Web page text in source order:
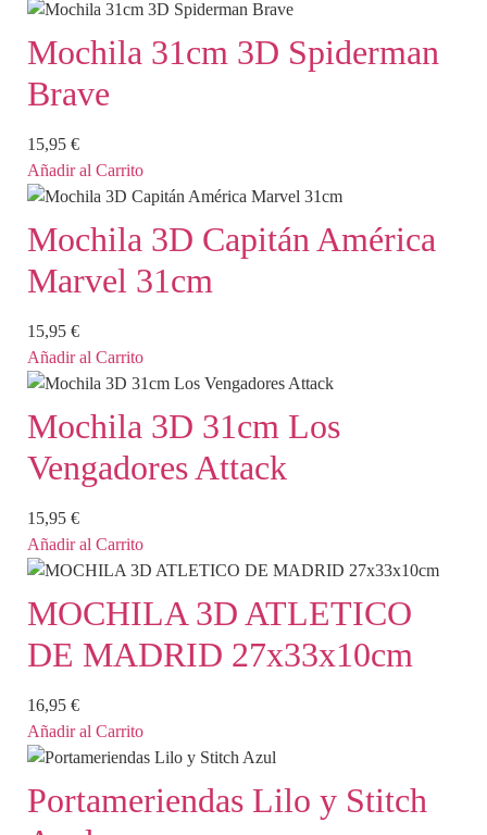
Mochila 31cm 3D Spiderman
Brave
15,95 €
Añadir al Carrito
Mochila 3D Capitán América
Marvel 31cm
15,95 €
Añadir al Carrito
Mochila 3D 31cm Los
Vengadores Attack
15,95 €
Añadir al Carrito
MOCHILA 3D ATLETICO
DE MADRID 27x33x10cm
16,95 €
Añadir al Carrito
Portameriendas Lilo y Stitch